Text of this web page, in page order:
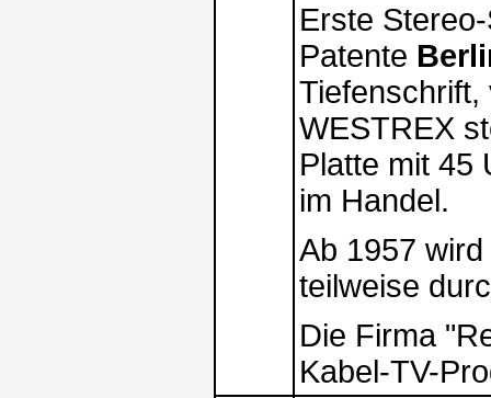
Erste
Patente
WESTREX
Platte mit 45
im Handel.
Ab 1957
teilweise
Die Firma
Kabel-TV-